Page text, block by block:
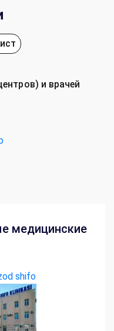
и врачей
медицинские
shifo